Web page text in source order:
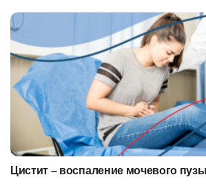
Цистит – воспаление мочевого